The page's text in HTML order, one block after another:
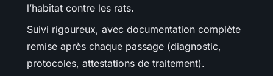
l’habitat contre les rats.
Suivi rigoureux, avec documentation complète
remise après chaque passage (diagnostic,
protocoles, attestations de traitement).